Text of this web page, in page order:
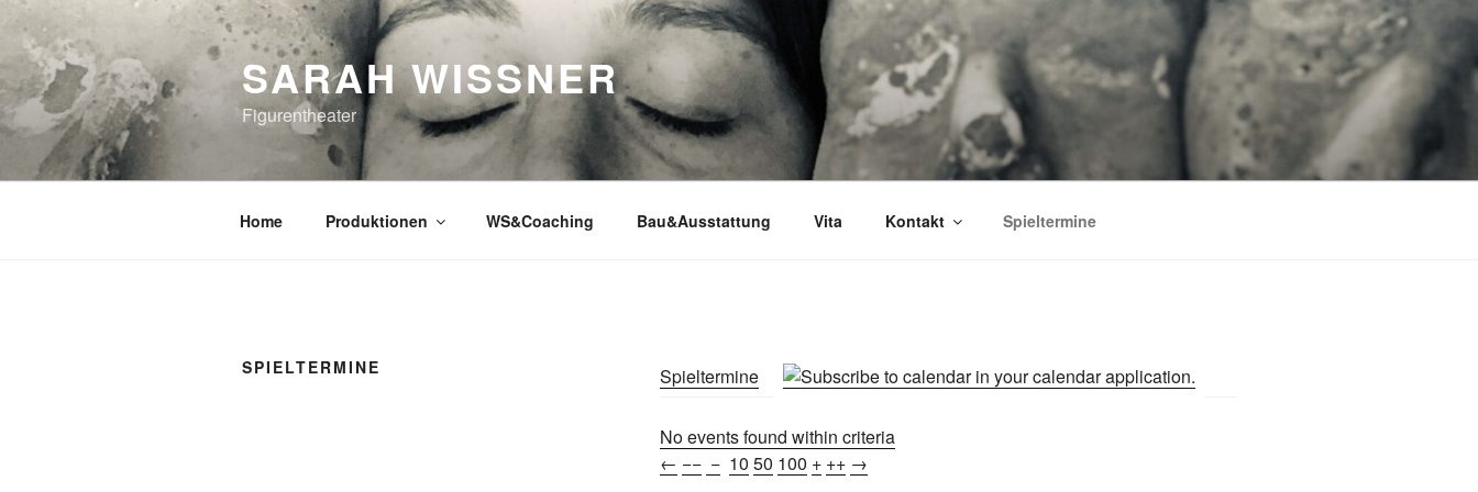
Zum
Inhalt
springen
SARAH WISSNER
Figurentheater
Home Produktionen WS&Coaching Bau&Ausstattung Vita Kontakt Spieltermine
SPIELTERMINE Spieltermine
No events found within criteria
← −− − 10 50 100 + ++ →